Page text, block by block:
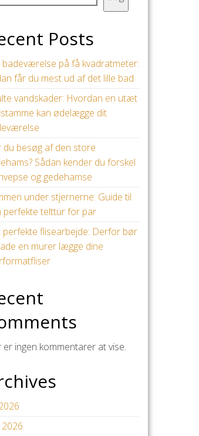
Posts
badeværelse på få kvadratmeter:
får du mest ud af det lille bad
vandskader: Hvordan en utæt
kan ødelægge dit
du besøg af den store
Sådan kender du forskel
og gedehamse
under stjernerne: Guide til
perfekte telttur for par
perfekte flisearbejde: Derfor bør
en murer lægge dine
er ingen kommentarer at vise.